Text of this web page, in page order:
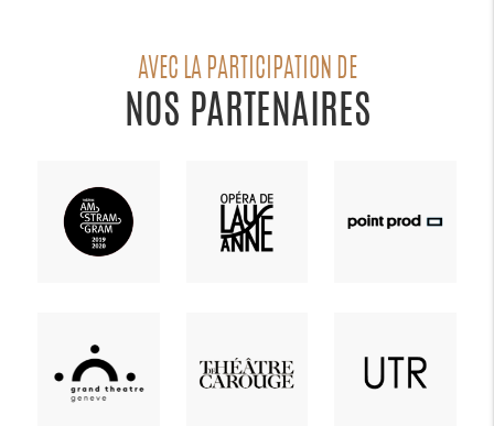
AVEC LA PARTICIPATION DE
NOS PARTENAIRES